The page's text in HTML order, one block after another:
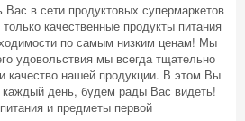
в сети продуктовых супермаркетов
качественные продукты питания
по самым низким ценам! Мы
удовольствия мы всегда тщательно
качество нашей продукции. В этом Вы
день, будем рады Вас видеть!
и предметы первой